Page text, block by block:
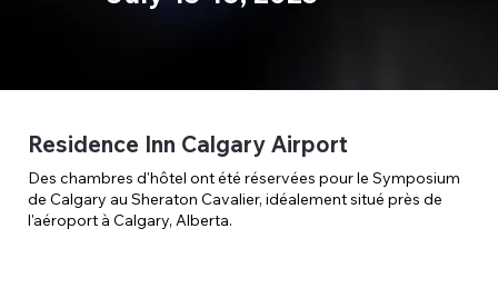
Residence Inn Calgary Airport
Des chambres d'hôtel ont été réservées pour le Symposium
de Calgary au Sheraton Cavalier, idéalement situé près de
l'aéroport à Calgary, Alberta.